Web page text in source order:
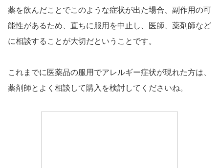
薬を飲んだことでこのような症状が出た場合、副作用の可
能性があるため、直ちに服用を中止し、医師、薬剤師など
に相談することが大切だということです。
これまでに医薬品の服用でアレルギー症状が現れた方は、
薬剤師とよく相談して購入を検討してくださいね。